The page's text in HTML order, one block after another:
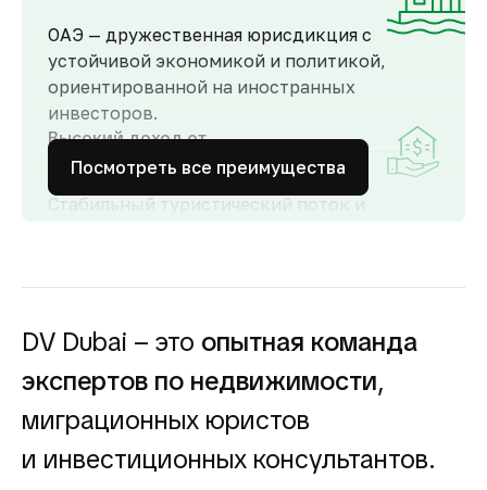
ОАЭ — дружественная юрисдикция с
устойчивой экономикой и политикой,
ориентированной на иностранных
инвесторов.
Высокий доход от
аренды
Стабильный туристический поток и
доходность для инвесторов как от
аренды.
строящуюся
недвижимость
Оплата за объект поступает на эскроу-счёт.
Застройщик сможет получить с него деньги
Посмотреть все преимущества
DV Dubai – это опытная команда
экспертов по недвижимости,
миграционных юристов
и инвестиционных консультантов.